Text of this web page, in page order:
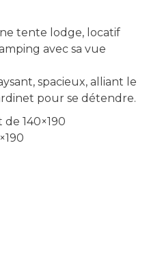
tente lodge, locatif
avec sa vue
spacieux, alliant le
pour se détendre.
140×190